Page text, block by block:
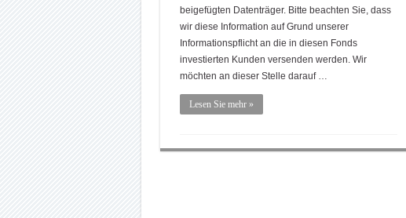
beigefügten Datenträger. Bitte beachten Sie, dass
wir diese Information auf Grund unserer
Informationspflicht an die in diesen Fonds
investierten Kunden versenden werden. Wir
möchten an dieser Stelle darauf …
Lesen Sie mehr »